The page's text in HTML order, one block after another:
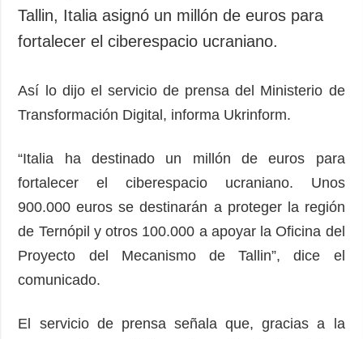
Tallin, Italia asignó un millón de euros para
fortalecer el ciberespacio ucraniano.
Así lo dijo el servicio de prensa del Ministerio de
Transformación Digital, informa Ukrinform.
“Italia ha destinado un millón de euros para
fortalecer el ciberespacio ucraniano. Unos
900.000 euros se destinarán a proteger la región
de Ternópil y otros 100.000 a apoyar la Oficina del
Proyecto del Mecanismo de Tallin”, dice el
comunicado.
El servicio de prensa señala que, gracias a la